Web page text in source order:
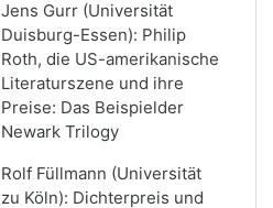
Jens Gurr (Universität
Duisburg-Essen): Philip
Roth, die US-amerikanische
Literaturszene und ihre
Preise: Das Beispielder
Newark Trilogy
Rolf Füllmann (Universität
zu Köln): Dichterpreis und